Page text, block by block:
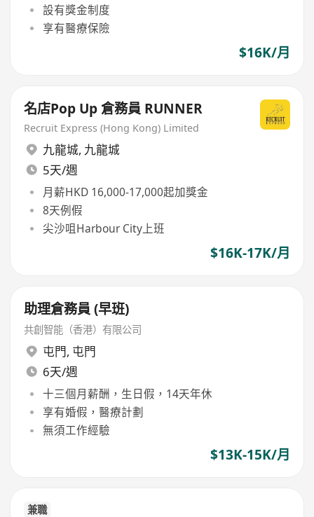
設有獎金制度
享有醫療保險
$16K/月
名店Pop Up 倉務員 RUNNER
Recruit Express (Hong Kong) Limited
九龍城, 九龍城
5天/週
月薪HKD 16,000-17,000起加獎金
8天例假
尖沙咀Harbour City上班
$16K-17K/月
助理倉務員 (早班)
共創智能（香港）有限公司
屯門, 屯門
6天/週
十三個月薪酬，生日假，14天年休
享有婚假，醫療計劃
無須工作經驗
$13K-15K/月
兼職